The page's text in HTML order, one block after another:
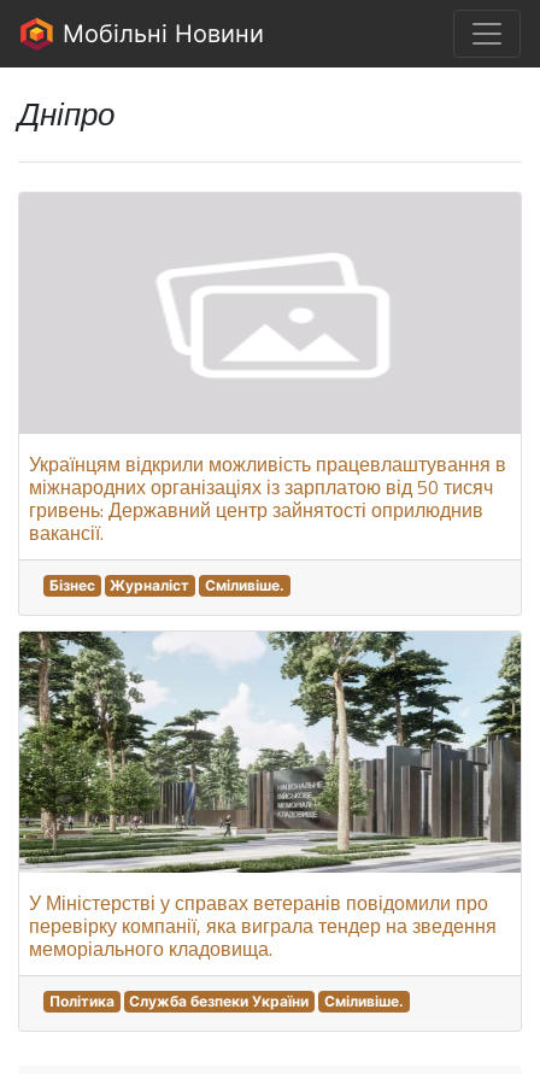
Мобільні Новини
Дніпро
Українцям відкрили можливість працевлаштування в
міжнародних організаціях із зарплатою від 50 тисяч
гривень: Державний центр зайнятості оприлюднив
вакансії.
Бізнес Журналіст Сміливіше.
У Міністерстві у справах ветеранів повідомили про
перевірку компанії, яка виграла тендер на зведення
меморіального кладовища.
Політика Служба безпеки України Сміливіше.